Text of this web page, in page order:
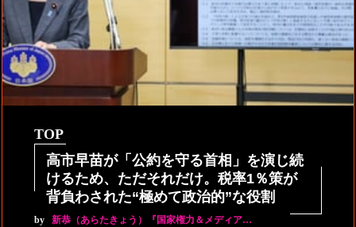
TOP
高市早苗が「公約を守る首相」を演じ続
けるため、ただそれだけ。税率1％策が
背負わされた“極めて政治的”な役割
by 新恭（あらたきょう）『国家権力＆メディア…